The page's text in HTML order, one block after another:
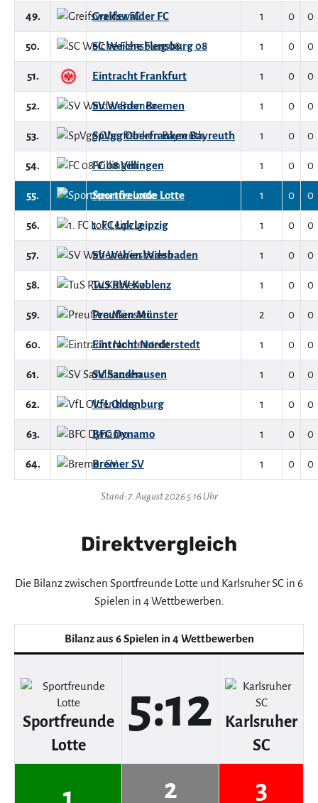
49. Greifswalder FC 1 0 0
50. SC Weiche Flensburg 08 1 0 0
51. Eintracht Frankfurt 1 0 0
52. SV Werder Bremen 1 0 0
53. SpVgg Oberfranken Bayreuth 1 0 0
54. FC 08 Villingen 1 0 0
55. Sportfreunde Lotte 1 0 0
56. 1. FC Lok Leipzig 1 0 0
57. SV Wehen Wiesbaden 1 0 0
58. TuS RW Koblenz 1 0 0
59. Preußen Münster 2 0 0
60. Eintracht Norderstedt 1 0 0
61. SV Sandhausen 1 0 0
62. VfL Oldenburg 1 0 0
63. BFC Dynamo 1 0 0
64. Bremer SV 1 0 0
Stand: 7. August 2026 5:16 Uhr
Direktvergleich
Die Bilanz zwischen Sportfreunde Lotte und Karlsruher SC in 6
Spielen in 4 Wettbewerben.
Bilanz aus 6 Spielen in 4 Wettbewerben
Sportfreunde
Lotte
5:12
Karlsruher
SC
1 2 3